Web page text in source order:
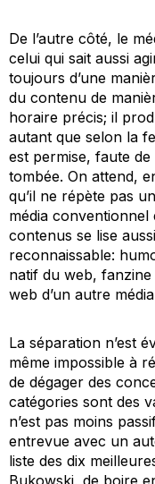
De l’autre côté, le
celui qui sait aussi
toujours d’une
du contenu de
horaire précis; il
autant que selon la
est permise, faute
tombée. On attend,
qu’il ne répète pas
média conventionnel
contenus se lise
reconnaissable:
natif du web, fanzine
web d’un autre
La séparation n’est
même impossible à
de dégager des
catégories sont des
n’est pas moins
entrevue avec un
liste des dix
Bukowski, de boire